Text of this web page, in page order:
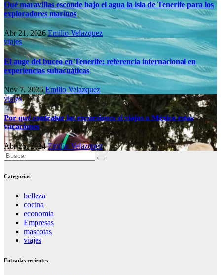
Qué maravillas esconde bajo el agua la isla de Tenerife para los
exploradores marinos
Abr 21, 2026Emilio Velazquez
viajes
El auge del buceo en Tenerife: referencia internacional en
experiencias subacuáticas
Nov 7, 2025Emilio Velazquez
viajes
Por qué contratar las excursiones si viajas a México estas
vacaciones
Abr 26, 2024Emilio Velazquez
Categorías
belleza
cocina
economia
Empresas
mascotas
viajes
Entradas recientes